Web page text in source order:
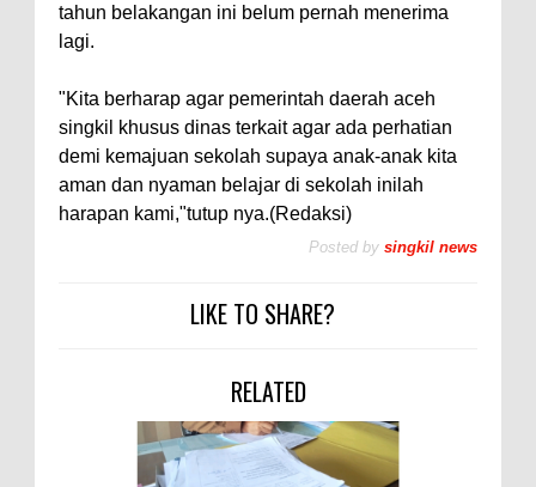
tahun belakangan ini belum pernah menerima
lagi.
"Kita berharap agar pemerintah daerah aceh
singkil khusus dinas terkait agar ada perhatian
demi kemajuan sekolah supaya anak-anak kita
aman dan nyaman belajar di sekolah inilah
harapan kami,"tutup nya.(Redaksi)
Posted by singkil news
LIKE TO SHARE?
RELATED